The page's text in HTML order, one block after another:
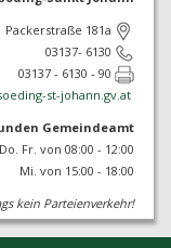
Packerstraße 181a
03137- 6130
03137 - 6130 - 90
st-johann.gv.at
Gemeindeamt
Fr. von 08:00 - 12:00
Mi. von 15:00 - 18:00
kein Parteienverkehr!